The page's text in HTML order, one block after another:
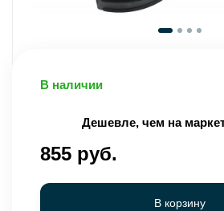
В наличии
Дешевле, чем на
855 руб.
В корзину